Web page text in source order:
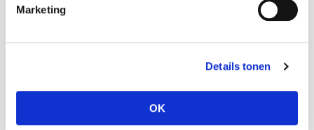
Marketing
Details tonen
OK
Voornaam
Tussenvoegsel